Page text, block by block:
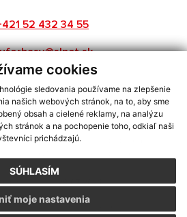
cookies
sledovania používame na zlepšenie
našich webových stránok, na to, aby sme
obsah a cielené reklamy, na analýzu
stránok a na pochopenie toho, odkiaľ naši
prichádzajú.
SÚHLASÍM
moje nastavenia
52 432 34 55
aktuálnych informácií s využitím RSS
ECHELON 2,Mapa stránok,web portál
s.r.o.,domény,registrácia domény
aktualizácia:28.07.2026
|Vyhlásenie o prístupnosti